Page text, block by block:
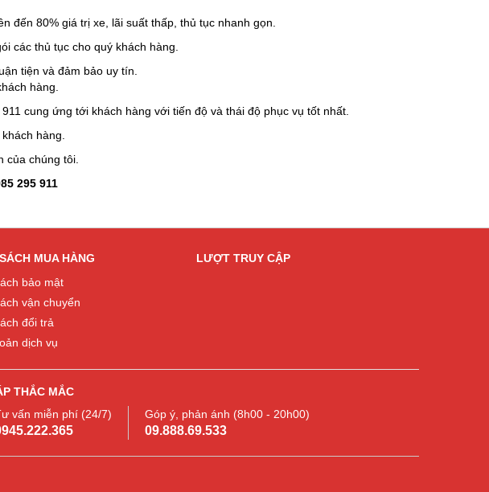
đến 80% giá trị xe, lãi suất thấp, thủ tục nhanh gọn.
các thủ tục cho quý khách hàng.
tiện và đảm bảo uy tín.
hàng.
cung ứng tới khách hàng với tiến độ và thái độ phục vụ tốt nhất.
hàng.
của chúng tôi.
295 911
MUA HÀNG
bảo mật
vận chuyển
đổi trả
dịch vụ
LƯỢT TRUY CẬP
THẮC MẮC
vấn miễn phí (24/7)
Góp ý, phản ánh (8h00 - 20h00)
09.888.69.533